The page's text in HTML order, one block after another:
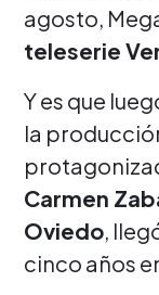
agosto,
teleserie
Y es que
la
Carmen
Oviedo,
cinco años